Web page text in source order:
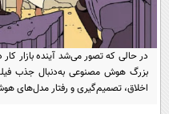
عصر
در حالی که تصور می‌شد آینده بازار
بزرگ هوش مصنوعی به‌دنبال جذب
اخلاق، تصمیم‌گیری و رفتار مدل‌های